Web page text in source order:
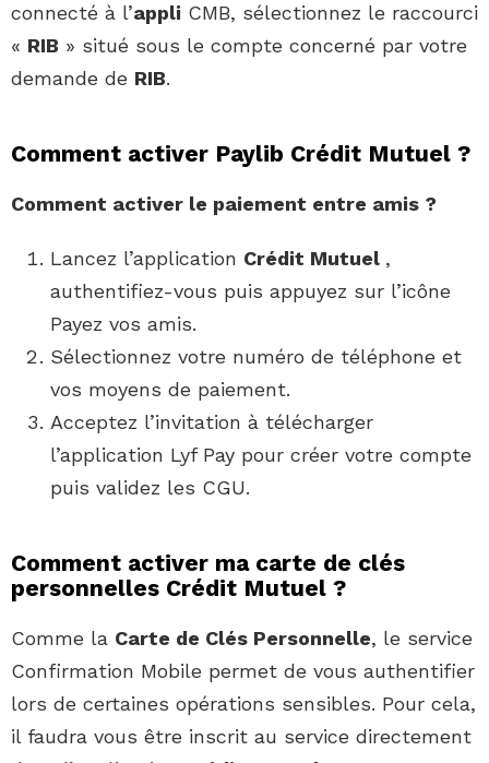
connecté à l’appli CMB, sélectionnez le raccourci
« RIB » situé sous le compte concerné par votre
demande de RIB.
Comment activer Paylib Crédit Mutuel ?
Comment activer le paiement entre amis ?
Lancez l’application Crédit Mutuel ,
authentifiez-vous puis appuyez sur l’icône
Payez vos amis.
Sélectionnez votre numéro de téléphone et
vos moyens de paiement.
Acceptez l’invitation à télécharger
l’application Lyf Pay pour créer votre compte
puis validez les CGU.
Comment activer ma carte de clés
personnelles Crédit Mutuel ?
Comme la Carte de Clés Personnelle, le service
Confirmation Mobile permet de vous authentifier
lors de certaines opérations sensibles. Pour cela,
il faudra vous être inscrit au service directement